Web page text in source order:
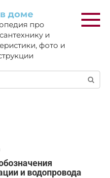
доме
про
и
фото и
и водопровода